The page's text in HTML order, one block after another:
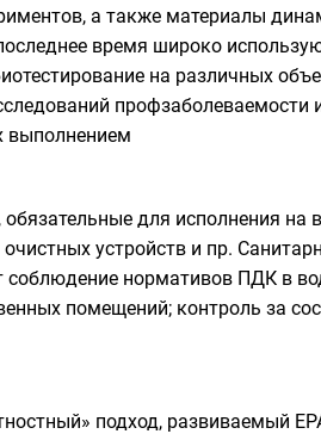
а также материалы
время широко
на различных
профзаболеваемости
выполнением
для исполнения на
устройств и пр.
соблюдение нормативов ПДК в
помещений; контроль за
подход, развиваемый